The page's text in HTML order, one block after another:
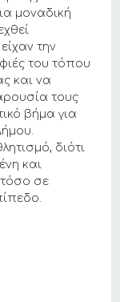
μοναδική
την
του τόπου
και να
τους
βήμα για
διότι
και
σε